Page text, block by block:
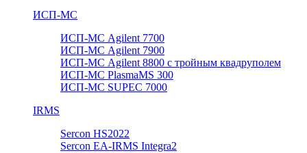
ИСП-МС
ИСП-МС Agilent 7700
ИСП-МС Agilent 7900
ИСП-МС Agilent 8800 с тройным квадруполем
ИСП-МС PlasmaMS 300
ИСП-МС SUPEC 7000
IRMS
Sercon HS2022
Sercon EA-IRMS Integra2